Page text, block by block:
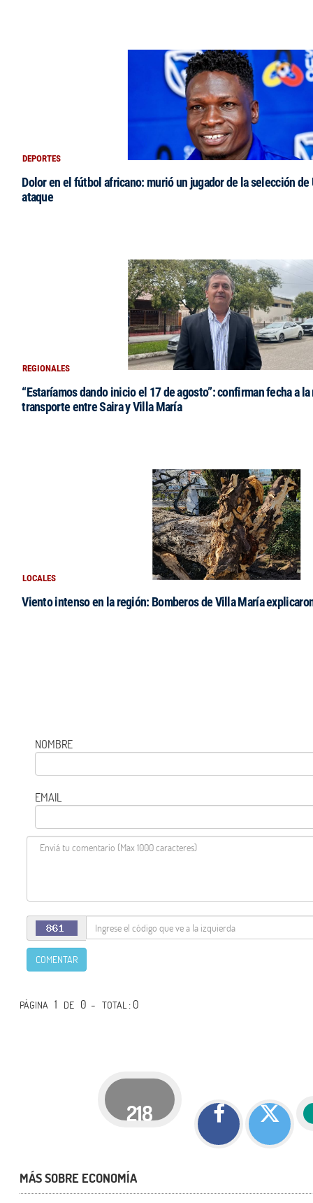
DEPORTES
Dolor en el fútbol africano: murió un jugador de la selección
ataque
REGIONALES
“Estaríamos dando inicio el 17 de agosto”: confirman fecha a
transporte entre Saira y Villa María
LOCALES
Viento intenso en la región: Bomberos de Villa María
NOMBRE
EMAIL
COMENTAR
PÁGINA 1 DE 0 -TOTAL: 0
218
MÁS SOBRE ECONOMÍA